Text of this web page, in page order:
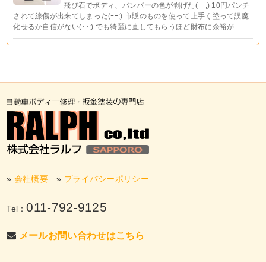
飛び石でボディ、バンパーの色が剥げた(ｰｰ;) 10円パンチ
されて線傷が出来てしまった(ｰｰ;) 市販のものを使って上手く塗って誤魔
化せるか自信がない(･･;) でも綺麗に直してもらうほど財布に余裕が
» 会社概要 » プライバシーポリシー
Tel：011-792-9125
メールお問い合わせはこちら